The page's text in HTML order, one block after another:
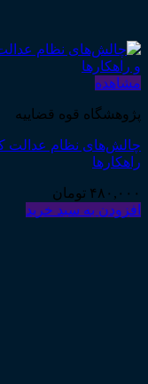
مشاهده
پژوهشگاه قوه قضاییه
چالش‌های نظام عدالت
راهکارها
۴۸۰,۰۰۰ تومان
افزودن به سبد خرید